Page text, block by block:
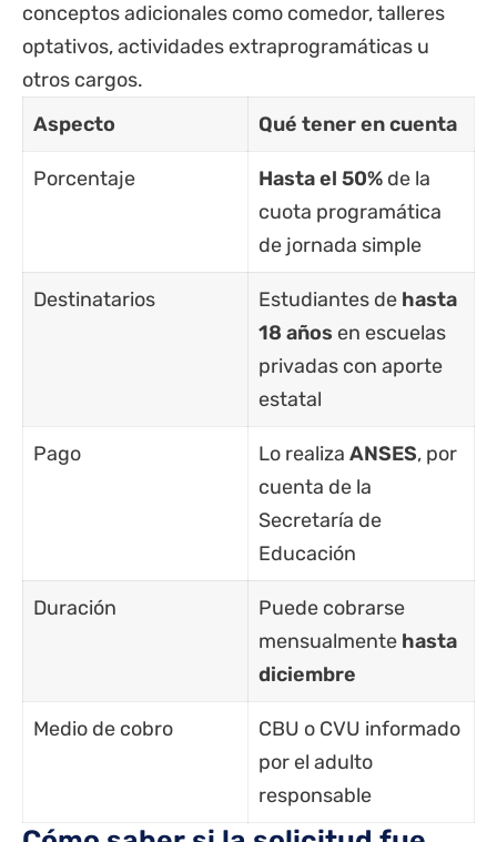
conceptos adicionales como comedor, talleres
optativos, actividades extraprogramáticas u
otros cargos.
Aspecto
Qué tener en cuenta
Porcentaje Hasta el 50% de la
cuota programática
de jornada simple
Destinatarios Estudiantes de hasta
18 años en escuelas
privadas con aporte
estatal
Pago Lo realiza ANSES, por
cuenta de la
Secretaría de
Educación
Duración
Puede cobrarse
mensualmente hasta
diciembre
Medio de cobro
CBU o CVU informado
por el adulto
responsable